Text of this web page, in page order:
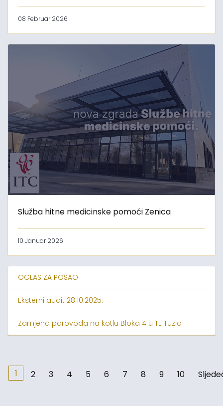
08 Februar 2026
Služba hitne medicinske pomoći Zenica
10 Januar 2026
OGLAS ZA POSAO
Eksterni audit 28.10.2025.
Zamjena parovoda na kotlu Bloka 4 u TE Tuzla
1 2 3 4 5 6 7 8 9 10